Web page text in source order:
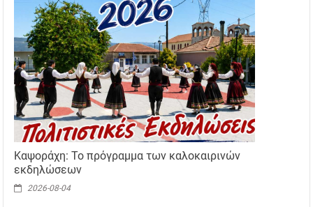
Καψοράχη: Το πρόγραμμα των καλοκαιρινών
εκδηλώσεων
2026-08-04